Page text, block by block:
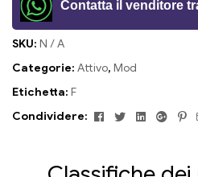
Contatta il venditore
SKU: N / A
Categorie: Attivo, Mod
Etichetta: F
Condividere:
FacebookTwitterLinkedin